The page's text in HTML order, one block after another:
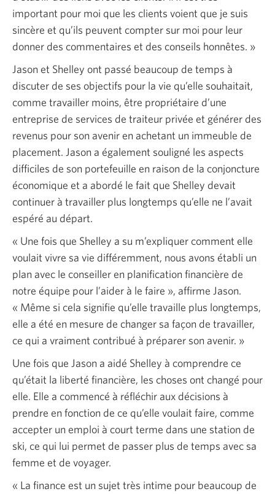
important pour moi que les clients voient que je suis
sincère et qu’ils peuvent compter sur moi pour leur
donner des commentaires et des conseils honnêtes. »
Jason et Shelley ont passé beaucoup de temps à
discuter de ses objectifs pour la vie qu’elle souhaitait,
comme travailler moins, être propriétaire d’une
entreprise de services de traiteur privée et générer des
revenus pour son avenir en achetant un immeuble de
placement. Jason a également souligné les aspects
difficiles de son portefeuille en raison de la conjoncture
économique et a abordé le fait que Shelley devait
continuer à travailler plus longtemps qu’elle ne l’avait
espéré au départ.
« Une fois que Shelley a su m’expliquer comment elle
voulait vivre sa vie différemment, nous avons établi un
plan avec le conseiller en planification financière de
notre équipe pour l’aider à le faire », affirme Jason.
« Même si cela signifie qu’elle travaille plus longtemps,
elle a été en mesure de changer sa façon de travailler,
ce qui a vraiment contribué à préparer son avenir. »
Une fois que Jason a aidé Shelley à comprendre ce
qu’était la liberté financière, les choses ont changé pour
elle. Elle a commencé à réfléchir aux décisions à
prendre en fonction de ce qu’elle voulait faire, comme
accepter un emploi à court terme dans une station de
ski, ce qui lui permet de passer plus de temps avec sa
femme et de voyager.
« La finance est un sujet très intime pour beaucoup de